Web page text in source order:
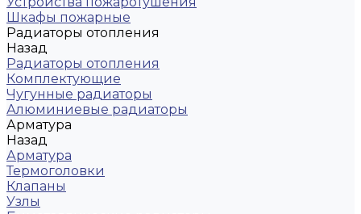
Шкафы пожарные
Радиаторы отопления
Назад
Радиаторы отопления
Комплектующие
Чугунные радиаторы
Алюминиевые радиаторы
Арматура
Назад
Арматура
Термоголовки
Клапаны
Узлы